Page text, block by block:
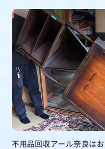
不用品回収アール奈良は